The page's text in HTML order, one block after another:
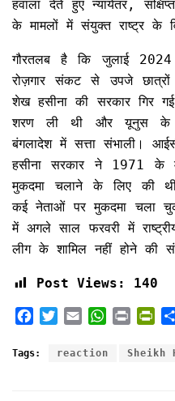
हवाला देते हुए न्यायेतर,
के मामलों में संयुक्त राष्ट्र के
गौरतलब है कि जुलाई
रोज़गार संकट से उपजे
शेख हसीना की सरकार गिर
शरण ली थी और यूनुस के
बंगलादेश में सत्ता संभाली।
हसीना सरकार ने 1971 के
मुकदमा चलाने के लिए की
कई नेताओं पर मुकदमा चला
में अगले साल फरवरी में
लीग के शामिल नहीं होने की
Post Views: 140
c
i
a
a
i
i
Tags: reaction Sheikh